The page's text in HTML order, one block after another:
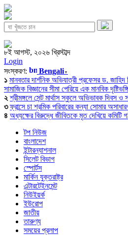
৮ই আগস্ট, ২০২৬ খ্রিস্টাব্দ
Login
সংস্করণ:
Bengali▼
১ মানবতার দার্শনিক অভিযাত্রী প্রফেসর ড.
সামাজিক বিজ্ঞানের সীমা পেরিয়ে এক মানবিক
২ শ্রীমঙ্গলে সেন্ট মার্থাস স্কুলে অভিভাবক দিবস
৩ ফ্রান্সে চা শ্রমিক পরিবারের কন্যা সোমার
৪ অধ্যক্ষের বিরুদ্ধে জীবিতকে মৃত দেখিয়ে কমিটি
টপ নিউজ
বাংলাদেশ
ইন্টারন্যাশনাল
সিলেট বিভাগ
স্পোর্টস
মার্কিন যুক্তরাষ্ট্র
এন্টারটেইনমেন্ট
নিউইয়র্ক
ইউরোপ
জাতীয়
তারুণ্য
সময়ের প্রলাপ